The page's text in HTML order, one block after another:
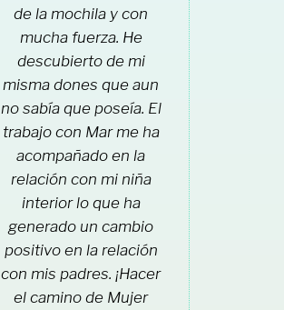
de la mochila y con
mucha fuerza. He
descubierto de mi
misma dones que aun
no sabía que poseía. El
trabajo con Mar me ha
acompañado en la
relación con mi niña
interior lo que ha
generado un cambio
positivo en la relación
con mis padres. ¡Hacer
el camino de Mujer